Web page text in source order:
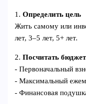
1.Определить цель
Жить самому или
лет, 3–5 лет, 5+ лет.
2.Посчитать бюджет
- Первоначальный
- Максимальный
- Финансовая